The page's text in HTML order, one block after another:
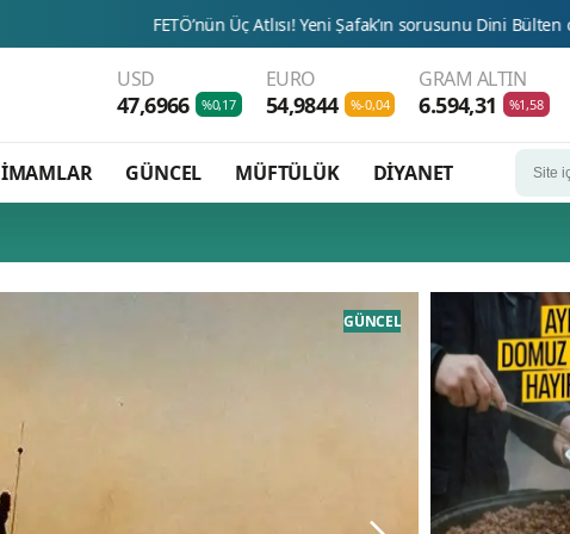
FETÖ’nün Üç Atlısı! Yeni Şafak’ın sorusunu Dini Bülten cevaplıyor!
USD
47,6966 %0,17
EURO
54,9844 %-0,04
GRAM ALTIN
6.594,31 %1,58
İMAMLAR GÜNCEL MÜFTÜLÜK DİYANET
GÜNCEL